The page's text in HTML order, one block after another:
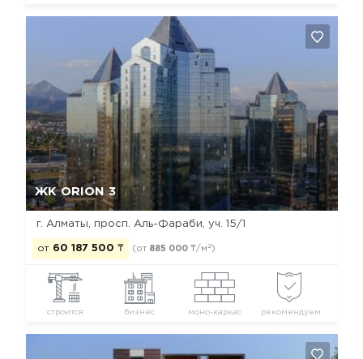
ЖК ORION 3
г. Алматы, просп. Аль-Фараби, уч. 15/1
от 60 187 500 ₸ (от 885 000 ₸/м 2)
строится бизнес моно-каркас рекомендуем
Да, удалить Отмена